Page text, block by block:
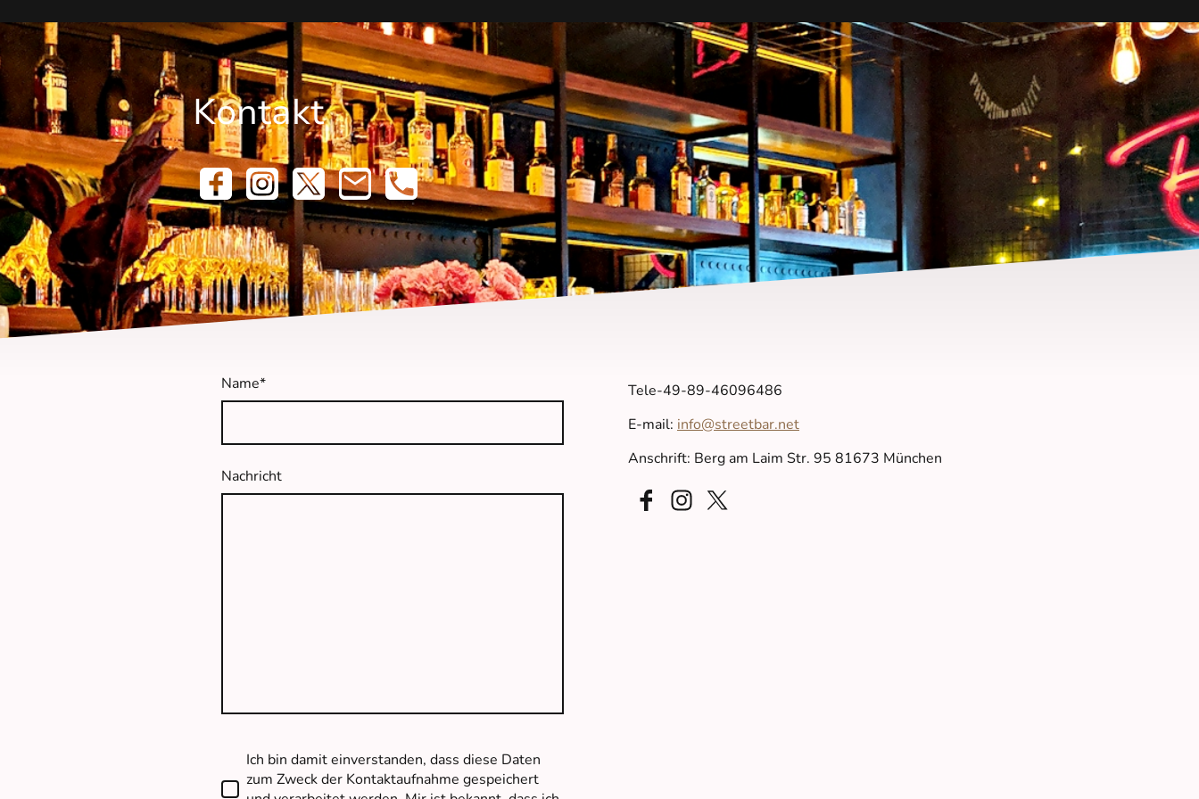
Kontakt
Name*
Nachricht
Ich bin damit einverstanden, dass diese Daten
zum Zweck der Kontaktaufnahme gespeichert
Tele-49-89-46096486
E-mail: info@streetbar.net
Anschrift: Berg am Laim Str. 95 81673 München